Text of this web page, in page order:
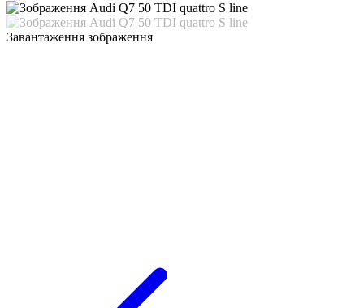
Завантаження зображення